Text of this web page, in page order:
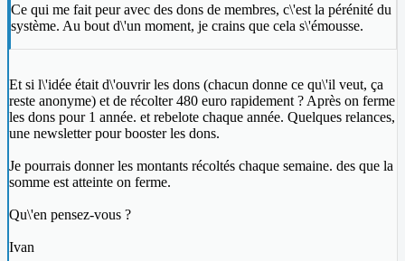
Ce qui me fait peur avec des dons de membres, c\'est la pérénité du
système. Au bout d\'un moment, je crains que cela s\'émousse.
Et si l\'idée était d\'ouvrir les dons (chacun donne ce qu\'il veut, ça
reste anonyme) et de récolter 480 euro rapidement ? Après on ferme
les dons pour 1 année. et rebelote chaque année. Quelques relances,
une newsletter pour booster les dons.
Je pourrais donner les montants récoltés chaque semaine. des que la
somme est atteinte on ferme.
Qu\'en pensez-vous ?
Ivan